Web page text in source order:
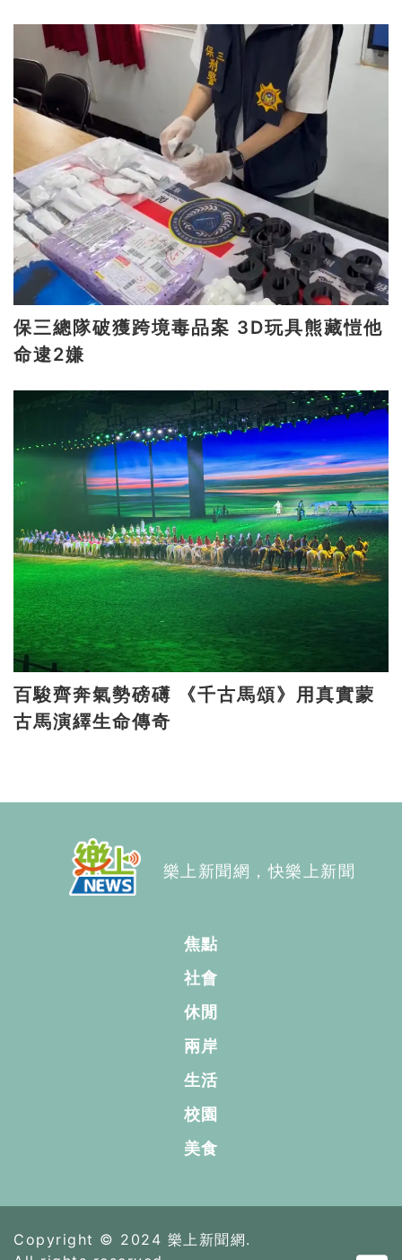
保三總隊破獲跨境毒品案 3D玩具熊藏愷他
命逮2嫌
百駿齊奔氣勢磅礡 《千古馬頌》用真實蒙
古馬演繹生命傳奇
樂上新聞網，快樂上新聞
焦點
社會
休閒
兩岸
生活
校園
美食
Copyright © 2024 樂上新聞網.